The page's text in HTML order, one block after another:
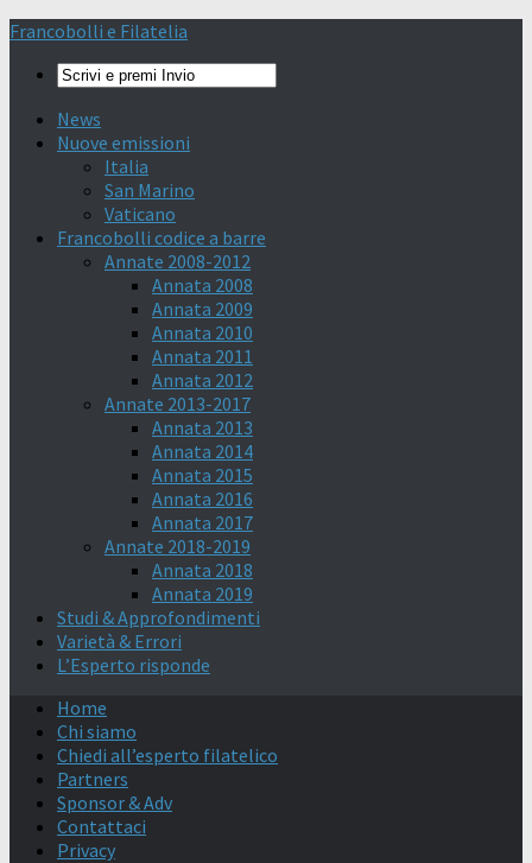
Francobolli e Filatelia
News
Nuove emissioni
Italia
San Marino
Vaticano
Francobolli codice a barre
Annate 2008-2012
Annata 2008
Annata 2009
Annata 2010
Annata 2011
Annata 2012
Annate 2013-2017
Annata 2013
Annata 2014
Annata 2015
Annata 2016
Annata 2017
Annate 2018-2019
Annata 2018
Annata 2019
Studi & Approfondimenti
Varietà & Errori
L’Esperto risponde
Home
Chi siamo
Chiedi all’esperto filatelico
Partners
Sponsor & Adv
Contattaci
Privacy